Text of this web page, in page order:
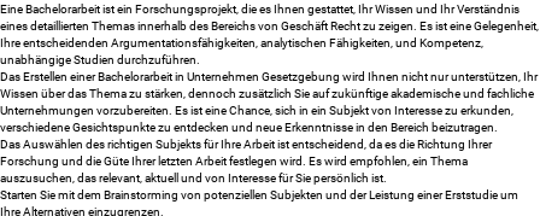
Eine Bachelorarbeit ist ein Forschungsprojekt, die es Ihnen gestattet, Ihr Wissen und Ihr Verständnis
eines detaillierten Themas innerhalb des Bereichs von Geschäft Recht zu zeigen. Es ist eine Gelegenheit,
Ihre entscheidenden Argumentationsfähigkeiten, analytischen Fähigkeiten, und Kompetenz,
unabhängige Studien durchzuführen.
Das Erstellen einer Bachelorarbeit in Unternehmen Gesetzgebung wird Ihnen nicht nur unterstützen, Ihr
Wissen über das Thema zu stärken, dennoch zusätzlich Sie auf zukünftige akademische und fachliche
Unternehmungen vorzubereiten. Es ist eine Chance, sich in ein Subjekt von Interesse zu erkunden,
verschiedene Gesichtspunkte zu entdecken und neue Erkenntnisse in den Bereich beizutragen.
Das Auswählen des richtigen Subjekts für Ihre Arbeit ist entscheidend, da es die Richtung Ihrer
Forschung und die Güte Ihrer letzten Arbeit festlegen wird. Es wird empfohlen, ein Thema
auszusuchen, das relevant, aktuell und von Interesse für Sie persönlich ist.
Starten Sie mit dem Brainstorming von potenziellen Subjekten und der Leistung einer Erststudie um
Ihre Alternativen einzugrenzen.